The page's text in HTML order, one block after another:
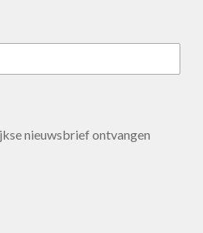
nieuwsbrief ontvangen